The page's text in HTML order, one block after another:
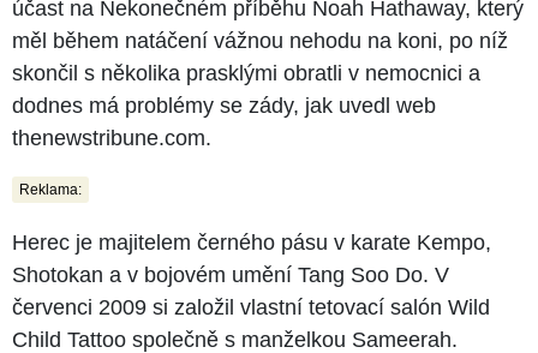
účast na Nekonečném příběhu Noah Hathaway, který
měl během natáčení vážnou nehodu na koni, po níž
skončil s několika prasklými obratli v nemocnici a
dodnes má problémy se zády, jak uvedl web
thenewstribune.com.
Reklama:
Herec je majitelem černého pásu v karate Kempo,
Shotokan a v bojovém umění Tang Soo Do. V
červenci 2009 si založil vlastní tetovací salón Wild
Child Tattoo společně s manželkou Sameerah.